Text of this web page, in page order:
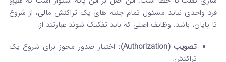
فرد واحدی نباید مسئول تمام جنبه‌ های یک تراکنش مالی، از شروع
تا پایان، باشد. وظایف اصلی که باید تفکیک شوند عبارتند از:
تصویب (Authorization):
اختیار صدور مجوز برای شروع یک
تراکنش.